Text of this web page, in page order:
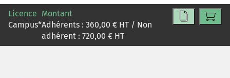
logistique, la cartographie, le suivi du taux de service, le
calcul des coûts de détention et de commande dans la
chaîne logistique.
Licence
Campus*
Montant
Adhérents : 360,00 € HT / Non
adhérent : 720,00 € HT